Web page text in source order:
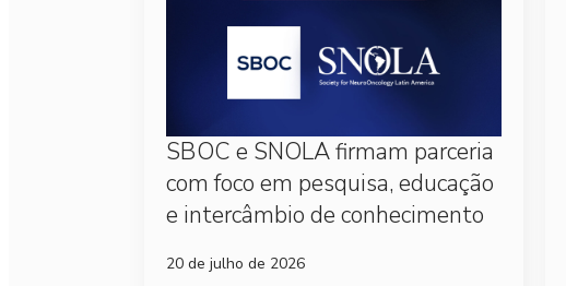
SBOC e SNOLA firmam parceria
com foco em pesquisa, educação
e intercâmbio de conhecimento
20 de julho de 2026